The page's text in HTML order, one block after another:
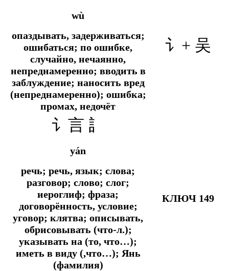
wù
опаздывать, задерживаться;
ошибаться; по ошибке,
случайно, нечаянно,
непреднамеренно; вводить в
заблуждение; наносить вред
(непреднамеренно); ошибка;
промах, недочёт
讠+ 吴
讠言 訁
yán
речь; речь, язык; слова;
разговор; слово; слог;
иероглиф; фраза;
договорённость, условие;
уговор; клятва; описывать,
обрисовывать (что-л.);
указывать на (то, что…);
иметь в виду (,что…); Янь
(фамилия)
КЛЮЧ 149